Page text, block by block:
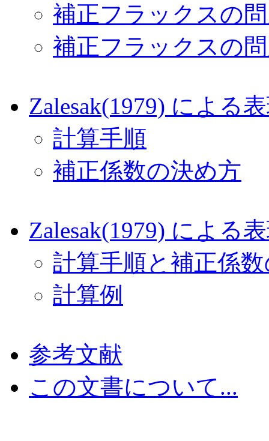
補正フラックスの
補正フラックスの
Zalesak(1979) による
計算手順
補正係数の決め方
Zalesak(1979) による
計算手順と補正係
計算例
参考文献
この文書について...